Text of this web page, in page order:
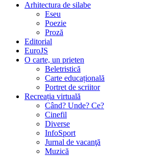
Arhitectura de silabe
Eseu
Poezie
Proză
Editorial
EuroJS
O carte, un prieten
Beletristică
Carte educațională
Portret de scriitor
Recreația virtuală
Când? Unde? Ce?
Cinefil
Diverse
InfoSport
Jurnal de vacanţă
Muzică